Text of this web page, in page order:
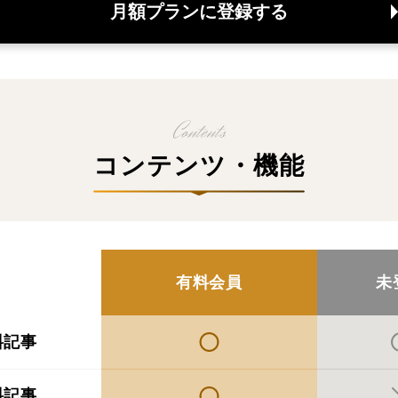
月額プランに登録する
コンテンツ・機能
有料会員 未
記事